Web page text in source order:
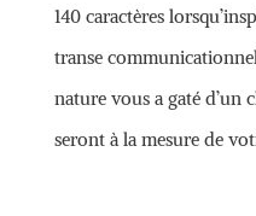
140 caractères
transe
nature vous a gaté d’un
seront à la mesure de